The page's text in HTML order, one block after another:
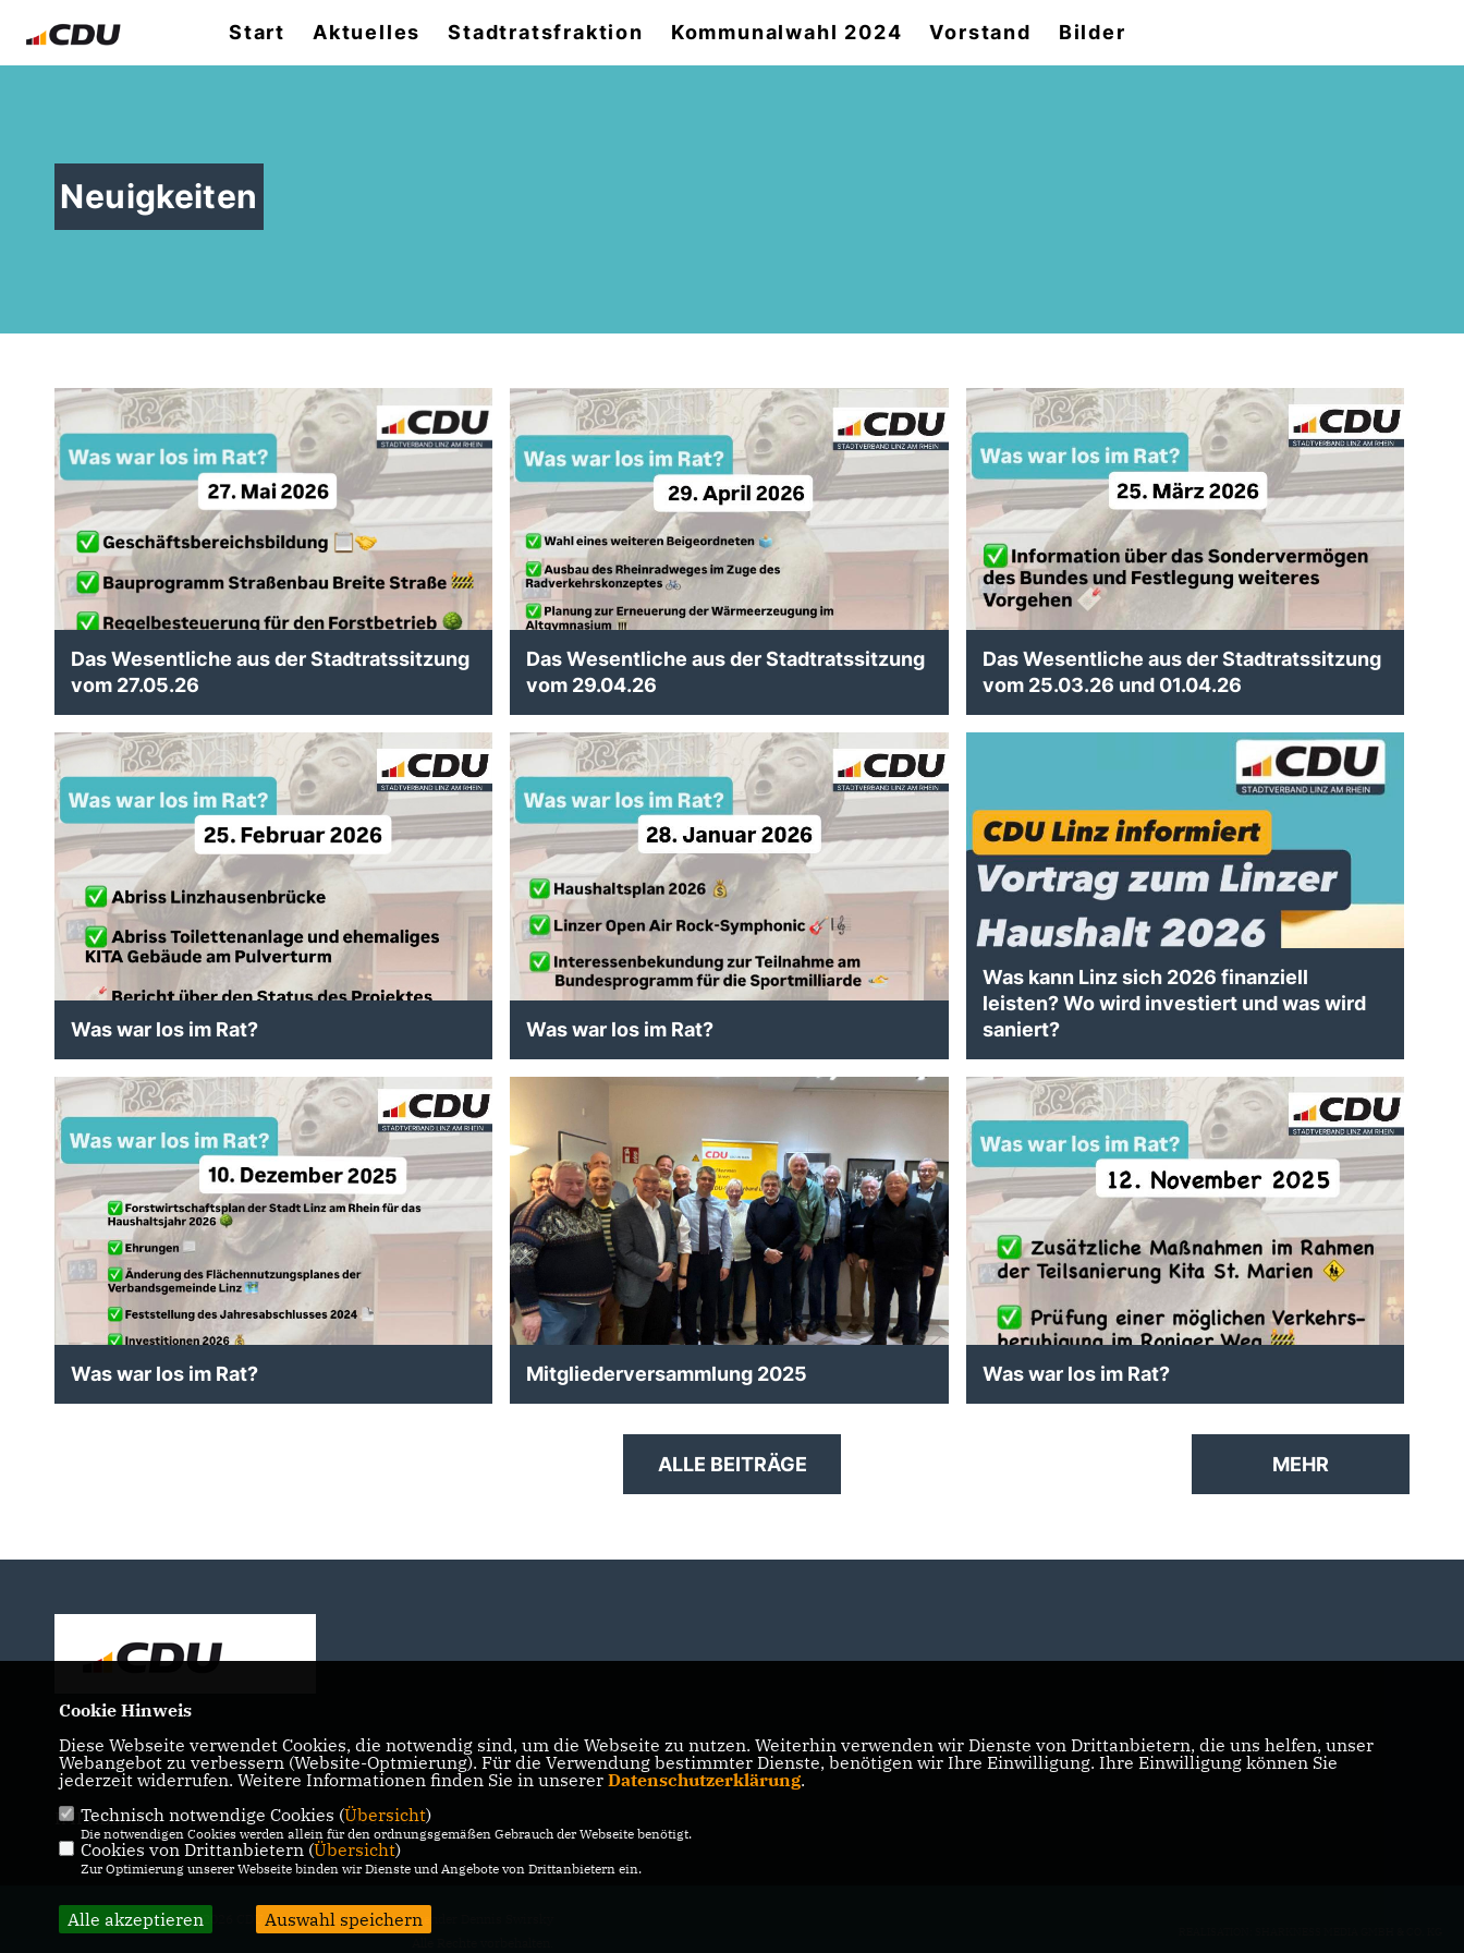
Start Aktuelles Stadtratsfraktion Kommunalwahl 2024 Vorstand Bilder
Neuigkeiten
Das Wesentliche aus der Stadtratssitzung
vom 27.05.26
Das Wesentliche aus der Stadtratssitzung
vom 29.04.26
Das Wesentliche aus der Stadtratssitzung
vom 25.03.26 und 01.04.26
Was war los im Rat? Was war los im Rat?
Was kann Linz sich 2026 finanziell
leisten? Wo wird investiert und was wird
saniert?
Was war los im Rat? Mitgliederversammlung 2025 Was war los im Rat?
ALLE BEITRÄGE MEHR
IMPRESSUM DATENSCHUTZ KONTAKT
@2026 CDU Stadtverband Linz, Vorsitzender Dennis Swirsky
Cookie Hinweis
Diese Webseite verwendet Cookies, die notwendig sind, um die Webseite zu nutzen. Weiterhin verwenden wir Dienste von Drittanbietern, die uns helfen, unser
Webangebot zu verbessern (Website-Optmierung). Für die Verwendung bestimmter Dienste, benötigen wir Ihre Einwilligung. Ihre Einwilligung können Sie
jederzeit widerrufen. Weitere Informationen finden Sie in unserer Datenschutzerklärung.
Technisch notwendige Cookies (Übersicht)
Die notwendigen Cookies werden allein für den ordnungsgemäßen Gebrauch der Webseite benötigt.
Cookies von Drittanbietern (Übersicht)
Zur Optimierung unserer Webseite binden wir Dienste und Angebote von Drittanbietern ein.
Alle akzeptieren Auswahl speichern